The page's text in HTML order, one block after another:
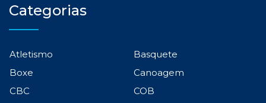
Categorias
Atletismo
Basquete
Boxe
Canoagem
CBC
COB